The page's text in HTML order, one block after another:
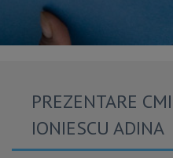
PREZENTARE
IONIESCU ADINA